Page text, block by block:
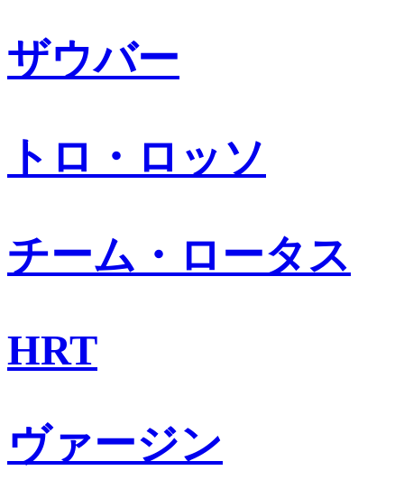
ザウバー
トロ・ロッソ
チーム・ロータス
HRT
ヴァージン